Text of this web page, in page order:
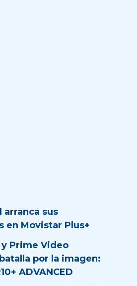
arranca sus
en Movistar Plus+
Prime Video
por la imagen:
ADVANCED